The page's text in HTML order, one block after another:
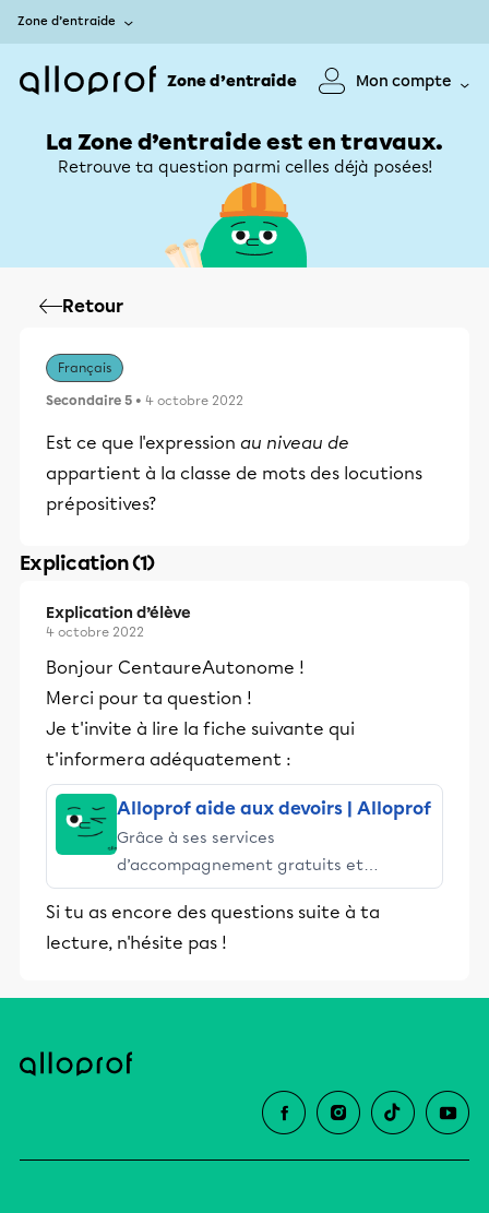
Zone d’entraide
Zone d’entraide Mon compte
La Zone d’entraide est en travaux.
Retrouve ta question parmi celles déjà posées!
Retour
Français
Secondaire 5 • 4 octobre 2022
Est ce que l'expression au niveau de
appartient à la classe de mots des locutions
prépositives?
Explication (1)
Explication d’élève
4 octobre 2022
Bonjour CentaureAutonome !
Merci pour ta question !
Je t'invite à lire la fiche suivante qui
t'informera adéquatement :
Alloprof aide aux devoirs | Alloprof
Grâce à ses services
d’accompagnement gratuits et
stimulants, Alloprof engage les élèves
et leurs parents dans la réussite
éducative.
Si tu as encore des questions suite à ta
lecture, n'hésite pas !